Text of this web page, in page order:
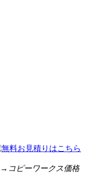
→コピーワークス価格